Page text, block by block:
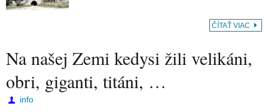
ČÍTAŤ VIAC
Na našej Zemi kedysi žili velikáni,
obri, giganti, titáni, …
info